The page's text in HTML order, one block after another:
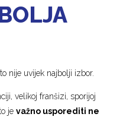
nije uvijek najbolji izbor.
velikoj franšizi, sporijoj
jevažno usporediti ne